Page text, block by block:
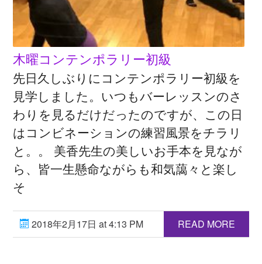
木曜コンテンポラリー初級
先日久しぶりにコンテンポラリー初級を
見学しました。いつもバーレッスンのさ
わりを見るだけだったのですが、この日
はコンビネーションの練習風景をチラリ
と。。 美香先生の美しいお手本を見なが
ら、皆一生懸命ながらも和気藹々と楽し
そ
2018年2月17日 at 4:13 PM READ MORE